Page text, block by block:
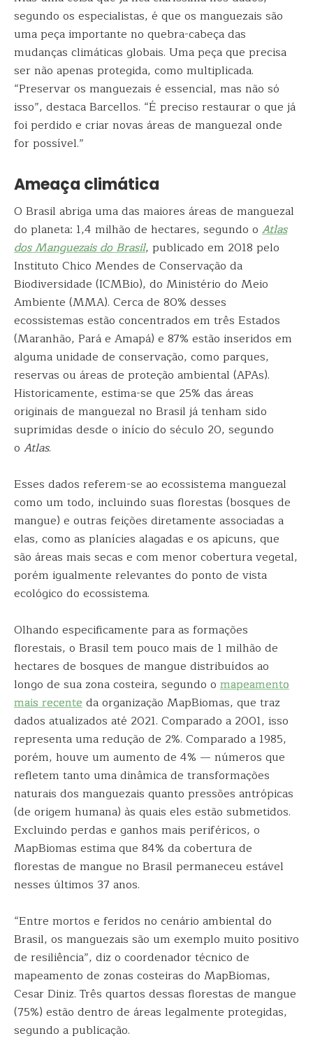
segundo os especialistas, é que os manguezais são
uma peça importante no quebra-cabeça das
mudanças climáticas globais. Uma peça que precisa
ser não apenas protegida, como multiplicada.
“Preservar os manguezais é essencial, mas não só
isso”, destaca Barcellos. “É preciso restaurar o que já
foi perdido e criar novas áreas de manguezal onde
for possível.”
Ameaça climática
O Brasil abriga uma das maiores áreas de manguezal
do planeta: 1,4 milhão de hectares, segundo o Atlas
dos Manguezais do Brasil, publicado em 2018 pelo
Instituto Chico Mendes de Conservação da
Biodiversidade (ICMBio), do Ministério do Meio
Ambiente (MMA). Cerca de 80% desses
ecossistemas estão concentrados em três Estados
(Maranhão, Pará e Amapá) e 87% estão inseridos em
alguma unidade de conservação, como parques,
reservas ou áreas de proteção ambiental (APAs).
Historicamente, estima-se que 25% das áreas
originais de manguezal no Brasil já tenham sido
suprimidas desde o início do século 20, segundo
o Atlas.
Esses dados referem-se ao ecossistema manguezal
como um todo, incluindo suas florestas (bosques de
mangue) e outras feições diretamente associadas a
elas, como as planícies alagadas e os apicuns, que
são áreas mais secas e com menor cobertura vegetal,
porém igualmente relevantes do ponto de vista
ecológico do ecossistema.
Olhando especificamente para as formações
florestais, o Brasil tem pouco mais de 1 milhão de
hectares de bosques de mangue distribuídos ao
longo de sua zona costeira, segundo o mapeamento
mais recenteda organização MapBiomas, que traz
dados atualizados até 2021. Comparado a 2001, isso
representa uma redução de 2%. Comparado a 1985,
porém, houve um aumento de 4% — números que
refletem tanto uma dinâmica de transformações
naturais dos manguezais quanto pressões antrópicas
(de origem humana) às quais eles estão submetidos.
Excluindo perdas e ganhos mais periféricos, o
MapBiomas estima que 84% da cobertura de
florestas de mangue no Brasil permaneceu estável
nesses últimos 37 anos.
“Entre mortos e feridos no cenário ambiental do
Brasil, os manguezais são um exemplo muito positivo
de resiliência”, diz o coordenador técnico de
mapeamento de zonas costeiras do MapBiomas,
Cesar Diniz. Três quartos dessas florestas de mangue
(75%) estão dentro de áreas legalmente protegidas,
segundo a publicação.